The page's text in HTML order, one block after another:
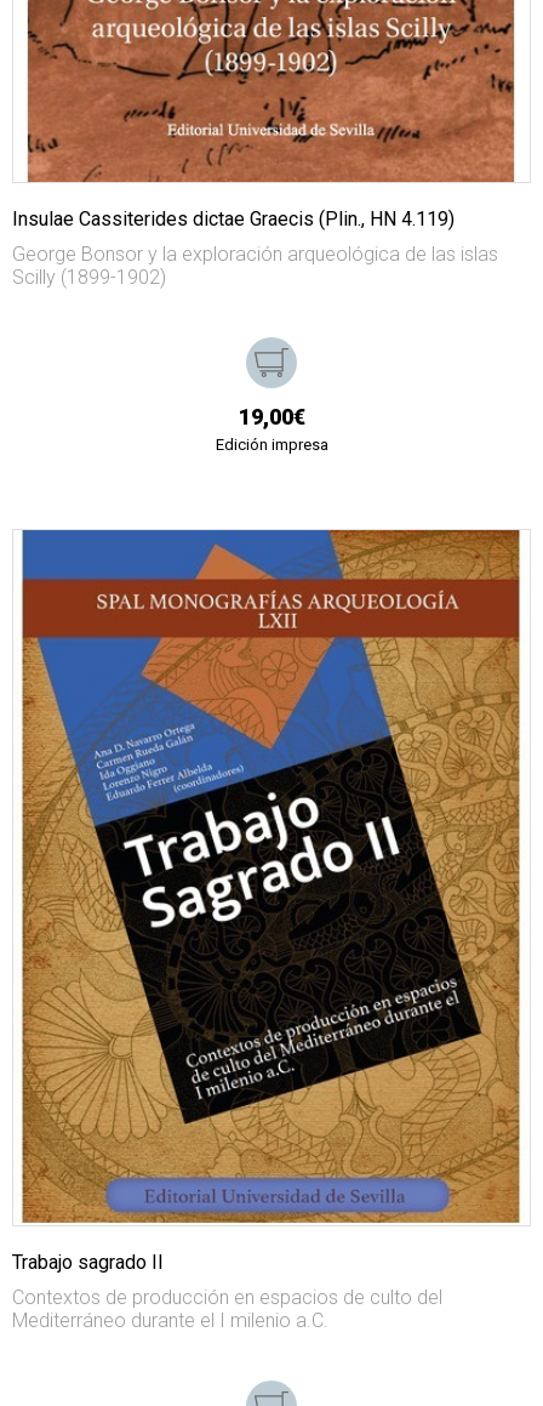
Insulae Cassiterides dictae Graecis (Plin., HN 4.119)
George Bonsor y la exploración arqueológica de las islas
Scilly (1899-1902)
19,00€
Edición impresa
Trabajo sagrado II
Contextos de producción en espacios de culto del
Mediterráneo durante el I milenio a.C.